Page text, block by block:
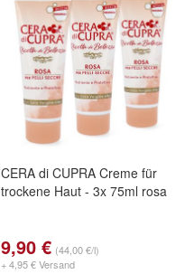
CERA di CUPRA Creme für
trockene Haut - 3x 75ml rosa
9,90 € (44,00 €/l)
+ 4,95 € Versand